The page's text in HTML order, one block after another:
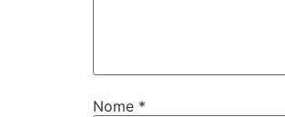
Nome *